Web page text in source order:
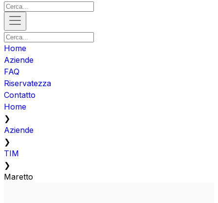
Home
Aziende
FAQ
Riservatezza
Contatto
Home
❯
Aziende
❯
TIM
❯
Maretto